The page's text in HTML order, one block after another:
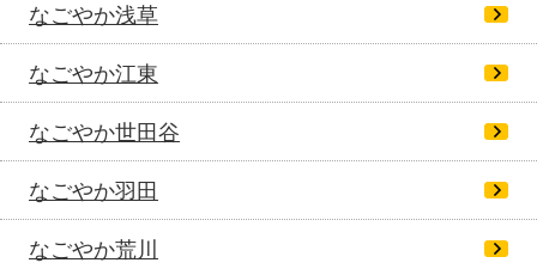
なごやか浅草
なごやか江東
なごやか世田谷
なごやか羽田
なごやか荒川